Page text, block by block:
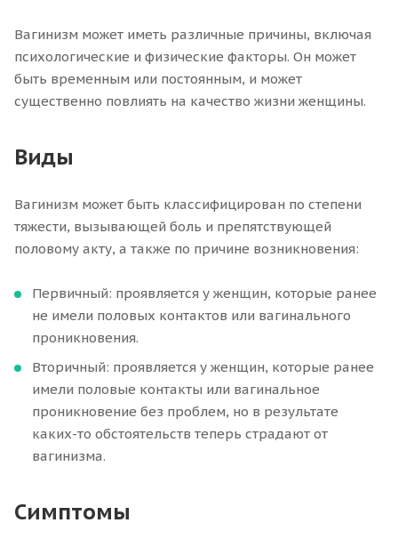
Вагинизм может иметь различные причины, включая
психологические и физические факторы. Он может
быть временным или постоянным, и может
существенно повлиять на качество жизни женщины.
Виды
Вагинизм может быть классифицирован по степени
тяжести, вызывающей боль и препятствующей
половому акту, а также по причине возникновения:
Первичный: проявляется у женщин, которые ранее
не имели половых контактов или вагинального
проникновения.
Вторичный: проявляется у женщин, которые ранее
имели половые контакты или вагинальное
проникновение без проблем, но в результате
каких-то обстоятельств теперь страдают от
вагинизма.
Симптомы